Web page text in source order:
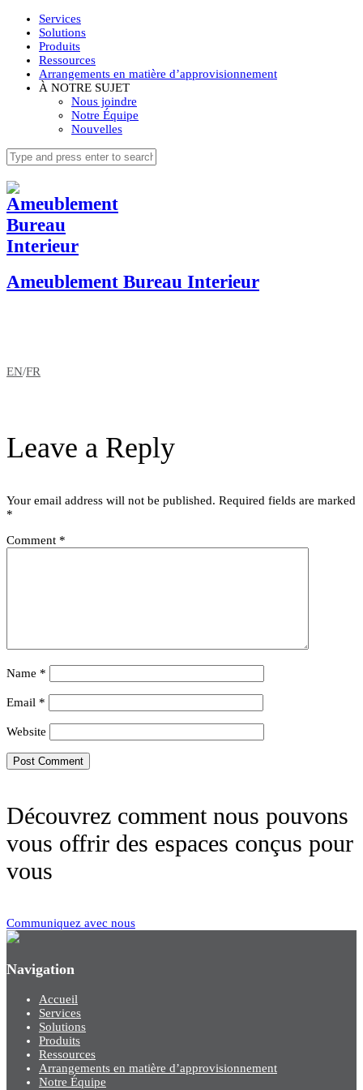
Services
Solutions
Produits
Ressources
Arrangements en matière d’approvisionnement
À NOTRE SUJET
Nous joindre
Notre Équipe
Nouvelles
Ameublement Bureau Interieur
EN/FR
Leave a Reply
Your email address will not be published. Required fields are marked
*
Comment *
Name *
Email *
Website
Découvrez comment nous pouvons
vous offrir des espaces conçus pour
vous
Communiquez avec nous
Navigation
Accueil
Services
Solutions
Produits
Ressources
Arrangements en matière d’approvisionnement
Notre Équipe